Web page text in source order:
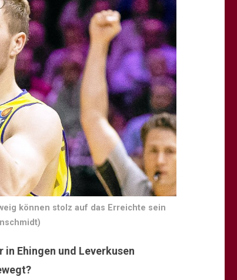
können stolz auf das Erreichte sein
Ehingen und Leverkusen